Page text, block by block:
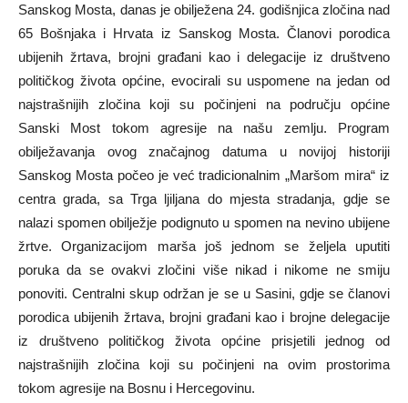
Sanskog Mosta, danas je obilježena 24. godišnjica zločina nad
65 Bošnjaka i Hrvata iz Sanskog Mosta. Članovi porodica
ubijenih žrtava, brojni građani kao i delegacije iz društveno
političkog života općine, evocirali su uspomene na jedan od
najstrašnijih zločina koji su počinjeni na području općine
Sanski Most tokom agresije na našu zemlju. Program
obilježavanja ovog značajnog datuma u novijoj historiji
Sanskog Mosta počeo je već tradicionalnim „Maršom mira“ iz
centra grada, sa Trga ljiljana do mjesta stradanja, gdje se
nalazi spomen obilježje podignuto u spomen na nevino ubijene
žrtve. Organizacijom marša još jednom se željela uputiti
poruka da se ovakvi zločini više nikad i nikome ne smiju
ponoviti. Centralni skup održan je se u Sasini, gdje se članovi
porodica ubijenih žrtava, brojni građani kao i brojne delegacije
iz društveno političkog života općine prisjetili jednog od
najstrašnijih zločina koji su počinjeni na ovim prostorima
tokom agresije na Bosnu i Hercegovinu.